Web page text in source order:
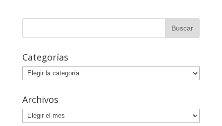
Categorías
Categorías
Archivos
Archivos